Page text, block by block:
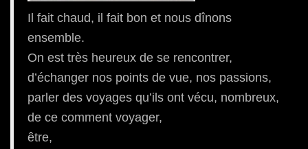
Il fait chaud, il fait bon et nous dînons
ensemble.
On est très heureux de se rencontrer,
d’échanger nos points de vue, nos passions,
parler des voyages qu’ils ont vécu, nombreux,
de ce comment voyager,
être,